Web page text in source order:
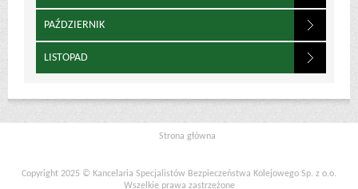
PAŹDZIERNIK
LISTOPAD
Strona główna
Copyright 2025 © Kancelaria Specjalistów Bezpieczeństwa Kolejowego Sp. z o.o.
Wszelkie prawa zastrzeżone